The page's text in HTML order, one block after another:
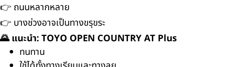
👉 ถนนหลากหลาย
👉 บางช่วงอาจเป็นทางขรุขระ
🌄 แนะนำ: TOYO OPEN COUNTRY AT Plus
ทนทาน